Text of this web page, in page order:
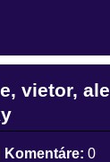
vietor, ale
Komentáre: 0